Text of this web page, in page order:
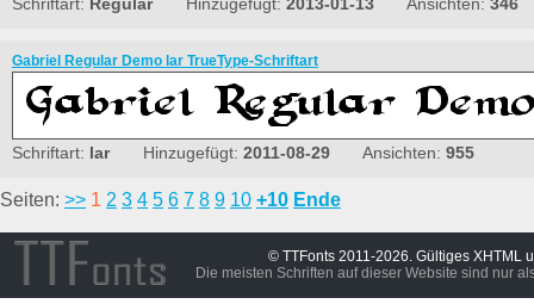
Gabriel Regular Demo lar TrueType-Schriftart
Schriftart: larHinzugefügt: 2011-08-29 Ansichten: 955
Seiten: >> 1 2 3 4 5 6 7 8 9 10 +10 Ende
© TTFonts 2011-2026. Gültiges XHTML
Die meisten Schriften auf dieser Website sind nur